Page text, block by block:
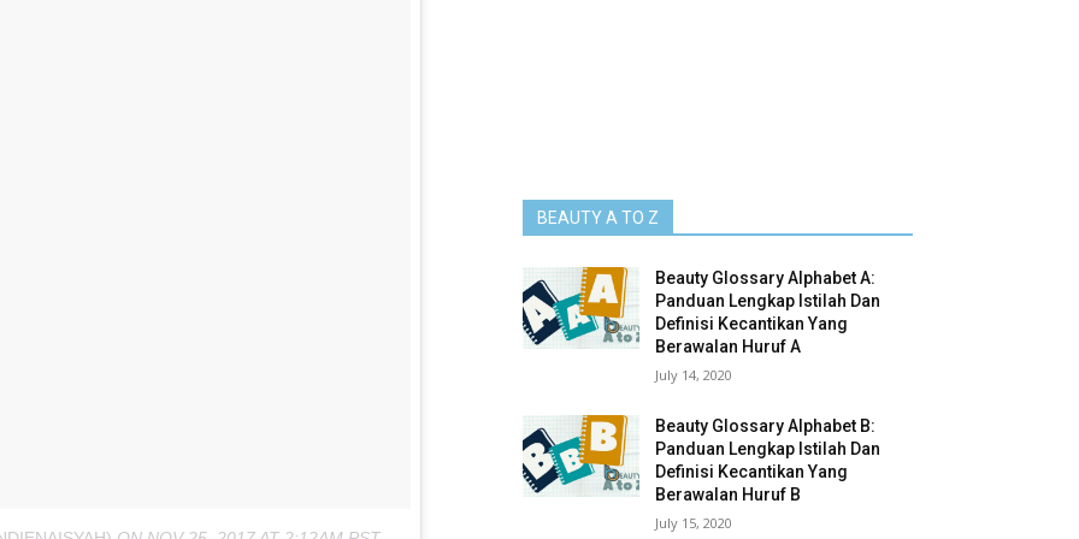
BEAUTY A TO Z
Beauty Glossary Alphabet A:
Panduan Lengkap Istilah Dan
Definisi Kecantikan Yang
Berawalan Huruf A
July 14, 2020
Beauty Glossary Alphabet B:
Panduan Lengkap Istilah Dan
Definisi Kecantikan Yang
Berawalan Huruf B
July 15, 2020